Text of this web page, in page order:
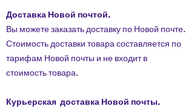
Доставка Новой почтой.
Вы можете заказать доставку по Новой почте.
Стоимость доставки товара составляется по
тарифам Новой почты и не входит в
стоимость товара.
Курьерская доставка Новой почты.